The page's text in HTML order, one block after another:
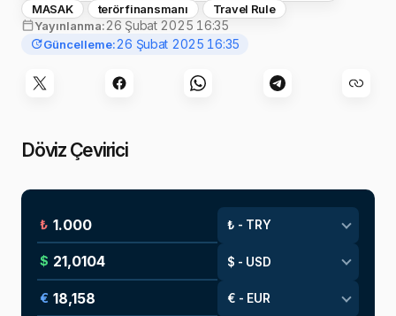
MASAK
terör finansmanı
Travel Rule
Yayınlanma:26 Şubat 2025 16:35
Güncelleme:26 Şubat 2025 16:35
Döviz Çevirici
₺
$
€